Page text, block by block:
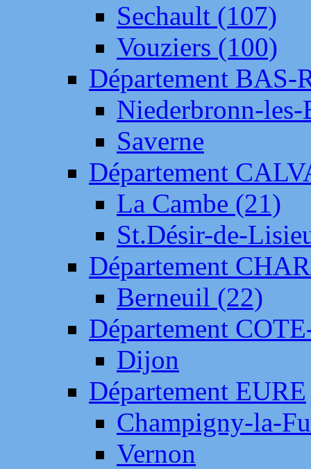
Sechault (107)
Vouziers (100)
Département BAS-
Niederbronn-
Saverne
Département
La Cambe (21)
St.Désir-de-
Département
Berneuil (22)
Département
Dijon
Département EURE
Champigny-la-
Vernon